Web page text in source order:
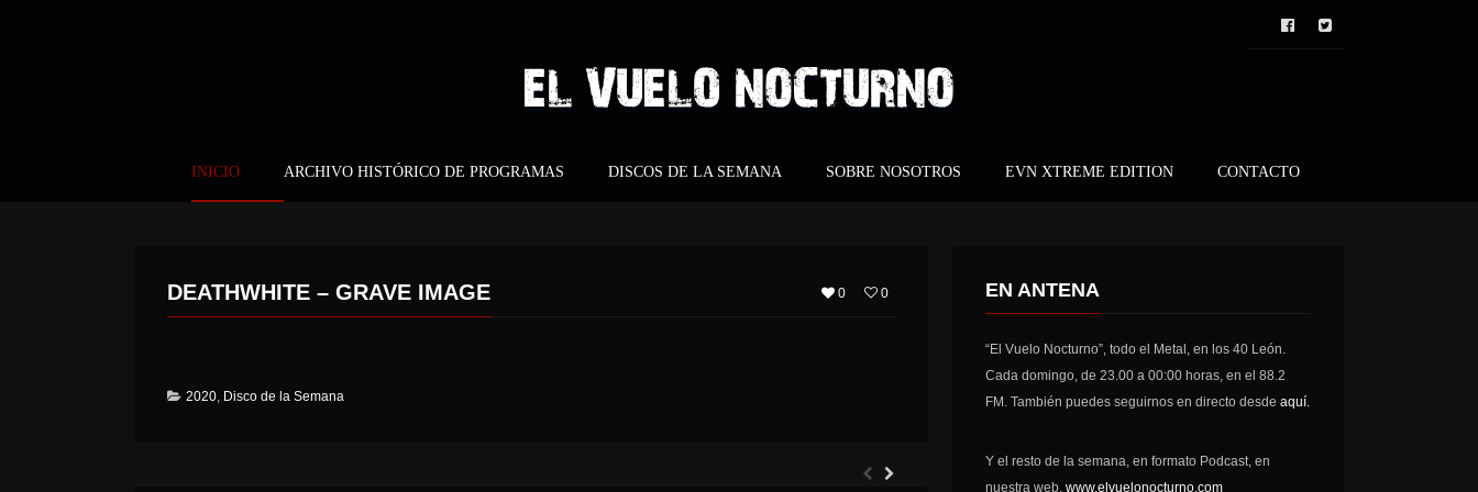
INICIO ARCHIVO HISTÓRICO DE PROGRAMAS DISCOS DE LA SEMANA SOBRE NOSOTROS EVN XTREME EDITION CONTACTO
0 0
DEATHWHITE – GRAVE IMAGE
2020, Disco de la Semana
EN ANTENA
“El Vuelo Nocturno”, todo el Metal, en los 40 León.
Cada domingo, de 23.00 a 00:00 horas, en el 88.2
FM. También puedes seguirnos en directo desdeaquí.
Y el resto de la semana, en formato Podcast, en
nuestra web,www.elvuelonocturno.com